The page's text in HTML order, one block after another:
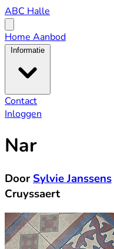
ABC
Halle
ABC Halle
menu
Home Aanbod
Informatie
Contact
Inloggen
Nar
DoorSylvie Janssens
Cruyssaert